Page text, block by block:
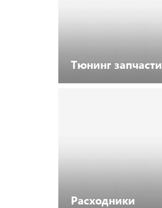
Тюнинг запчасти
Расходники